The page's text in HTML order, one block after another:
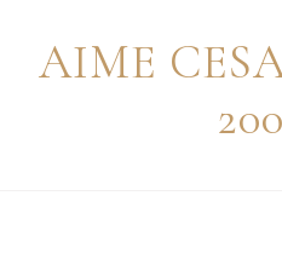
BOUTIQUE ESPACE
JOURNAL CONSCIENCE ET
AIME